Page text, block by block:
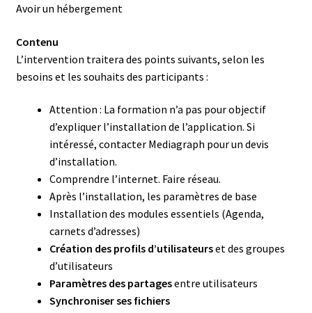
Avoir un hébergement
Contenu
L’intervention traitera des points suivants, selon les
besoins et les souhaits des participants :
Attention : La formation n’a pas pour objectif
d’expliquer l’installation de l’application. Si
intéressé, contacter Mediagraph pour un devis
d’installation.
Comprendre l’internet. Faire réseau.
Après l’installation, les paramètres de base
Installation des modules essentiels (Agenda,
carnets d’adresses)
Création des profils d’utilisateurset des groupes
d’utilisateurs
Paramètres des partagesentre utilisateurs
Synchroniser ses fichiers